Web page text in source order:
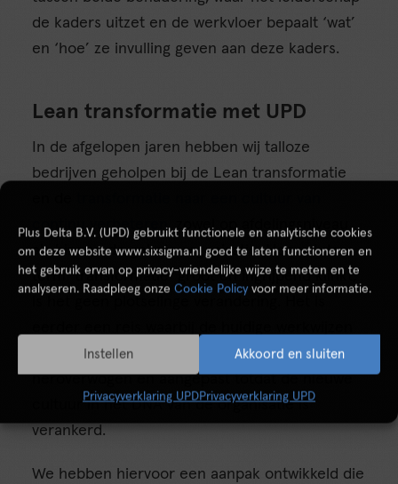
Plus Delta B.V. (UPD) gebruikt functionele en analytische cookies
om deze website www.sixsigma.nl goed te laten functioneren en
het gebruik ervan op privacy-vriendelijke wijze te meten en te
analyseren. Raadpleeg onze Cookie Policy voor meer informatie.
Akkoord en sluiten
Instellen
Privacyverklaring UPDPrivacyverklaring UPD
de kaders uitzet en de werkvloer bepaalt ‘wat’
en ‘hoe’ ze invulling geven aan deze kaders.
Lean transformatie met UPD
In de afgelopen jaren hebben wij talloze
bedrijven geholpen bij de Lean transformatie
continu verbeteren, zowel op afdelingsniveau
als binnen de gehele organisatie. Hoewel de
term ‘transformatie’ groot en ingrijpend klinkt,
en gedragingen geleidelijk worden
heroverwogen en aangepast totdat de nieuwe
cultuur in het DNA van de organisatie is
verankerd.
We hebben hiervoor een aanpak ontwikkeld die